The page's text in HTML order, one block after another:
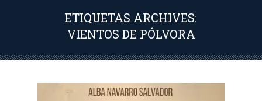
ETIQUETAS ARCHIVES:
VIENTOS DE PÓLVORA